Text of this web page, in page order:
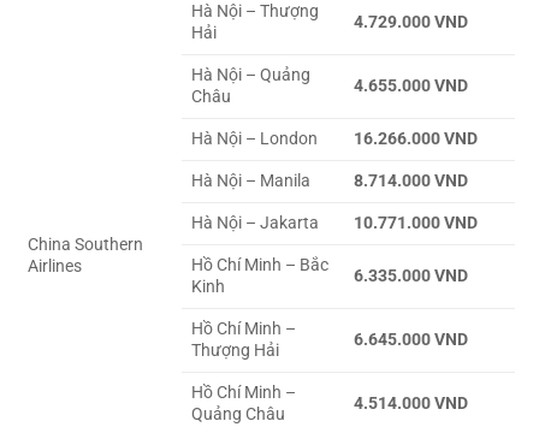
China Southern
Airlines
Hà Nội – Thượng
Hải
4.729.000 VND
Hà Nội – Quảng
Châu
4.655.000 VND
Hà Nội – London 16.266.000 VND
Hà Nội – Manila 8.714.000 VND
Hà Nội – Jakarta 10.771.000 VND
Hồ Chí Minh – Bắc
Kinh
6.335.000 VND
Hồ Chí Minh –
Thượng Hải
6.645.000 VND
Hồ Chí Minh –
Quảng Châu
4.514.000 VND